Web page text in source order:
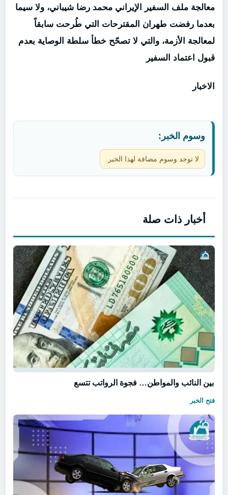
معالجة ملف السفير الإيراني محمد رضا شيباني، ولا سيما
بعدما رفضت طهران المقترحات التي طُرحت سابقاً
لمعالجة الأزمة، والتي لا تصحّح خطأ سلطة الوصاية بعدم
قبول اعتماد السفير
الاخبار
وسوم الخبر:
لا توجد وسوم مضافة لهذا الخبر.
أخبار ذات صلة
بين النائب والمواطن… فجوة الرواتب تتسع
فتح الخبر